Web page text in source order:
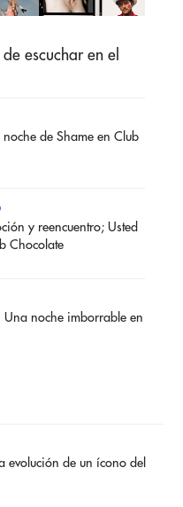
escuchar en el
de Shame en Club
y reencuentro; Usted
Chocolate
Una noche imborrable en
evolución de un ícono del